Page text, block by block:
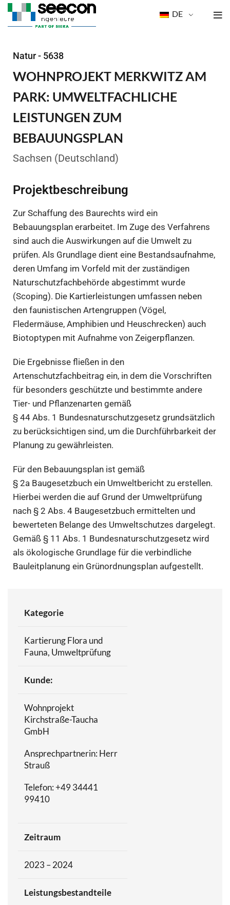
DE
Natur - 5638
WOHNPROJEKT MERKWITZ AM
PARK: UMWELTFACHLICHE
LEISTUNGEN ZUM
BEBAUUNGSPLAN
Sachsen (Deutschland)
Projektbeschreibung
Zur Schaffung des Baurechts wird ein
Bebauungsplan erarbeitet. Im Zuge des Verfahrens
sind auch die Auswirkungen auf die Umwelt zu
prüfen. Als Grundlage dient eine Bestandsaufnahme,
deren Umfang im Vorfeld mit der zuständigen
Naturschutzfachbehörde abgestimmt wurde
(Scoping). Die Kartierleistungen umfassen neben
den faunistischen Artengruppen (Vögel,
Fledermäuse, Amphibien und Heuschrecken) auch
Biotoptypen mit Aufnahme von Zeigerpflanzen.
Die Ergebnisse fließen in den
Artenschutzfachbeitrag ein, in dem die Vorschriften
für besonders geschützte und bestimmte andere
Tier- und Pflanzenarten gemäß
§ 44 Abs. 1 Bundesnaturschutzgesetz grundsätzlich
zu berücksichtigen sind, um die Durchführbarkeit der
Planung zu gewährleisten.
Für den Bebauungsplan ist gemäß
§ 2a Baugesetzbuch ein Umweltbericht zu erstellen.
Hierbei werden die auf Grund der Umweltprüfung
nach § 2 Abs. 4 Baugesetzbuch ermittelten und
bewerteten Belange des Umweltschutzes dargelegt.
Gemäß § 11 Abs. 1 Bundesnaturschutzgesetz wird
als ökologische Grundlage für die verbindliche
Bauleitplanung ein Grünordnungsplan aufgestellt.
Kategorie
Kartierung Flora und
Fauna, Umweltprüfung
Kunde:
Wohnprojekt
Kirchstraße-Taucha
GmbH
Ansprechpartnerin: Herr
Strauß
Telefon: +49 34441
99410
Zeitraum
2023 – 2024
Leistungsbestandteile